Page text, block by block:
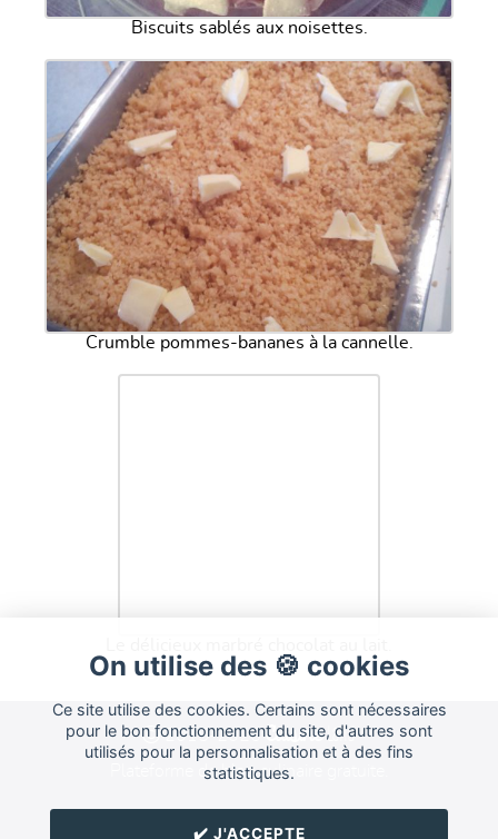
Biscuits sablés aux noisettes.
Crumble pommes-bananes à la cannelle.
On utilise des 🍪 cookies
Ce site utilise des cookies. Certains sont nécessaires
pour le bon fonctionnement du site, d'autres sont
utilisés pour la personnalisation et à des fins
statistiques.
✔️ J'ACCEPTE
2015-2026CuisineLand
Plateforme de blog culinaire gratuite.
FAQ